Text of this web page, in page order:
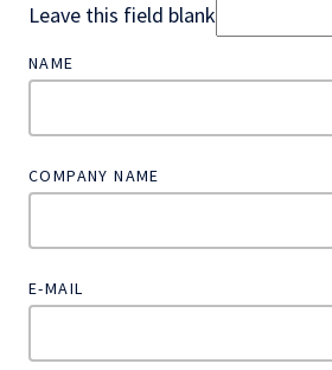
Leave this field blank
NAME
COMPANY NAME
E-MAIL